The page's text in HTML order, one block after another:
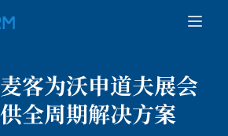
麦客为沃申道夫展会
全周期解决方案